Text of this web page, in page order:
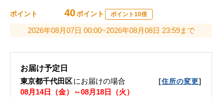
ポイント 40ポイント ポイント10倍
2026年08月07日 00:00~2026年08月08日 23:59まで
お届け予定日
東京都千代田区にお届けの場合 [住所の変更]
08月14日（金）～08月18日（火）